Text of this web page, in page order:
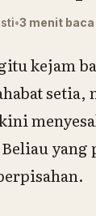
3 menit baca
kejam